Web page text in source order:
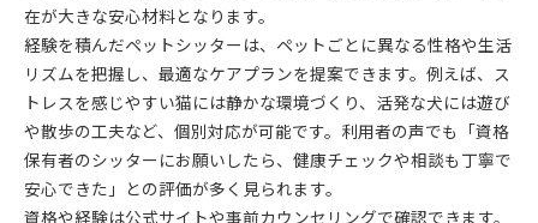
在が大きな安心材料となります。
経験を積んだペットシッターは、ペットごとに異なる性格や生活
リズムを把握し、最適なケアプランを提案できます。例えば、ス
トレスを感じやすい猫には静かな環境づくり、活発な犬には遊び
や散歩の工夫など、個別対応が可能です。利用者の声でも「資格
保有者のシッターにお願いしたら、健康チェックや相談も丁寧で
安心できた」との評価が多く見られます。
資格や経験は公式サイトや事前カウンセリングで確認できます。